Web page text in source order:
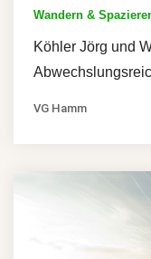
Wandern &
Köhler Jörg und
VG Hamm